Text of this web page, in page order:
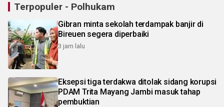
Terpopuler - Polhukam
Gibran minta sekolah terdampak banjir di
Bireuen segera diperbaiki
3 jam lalu
Eksepsi tiga terdakwa ditolak sidang korupsi
PDAM Trita Mayang Jambi masuk tahap
pembuktian